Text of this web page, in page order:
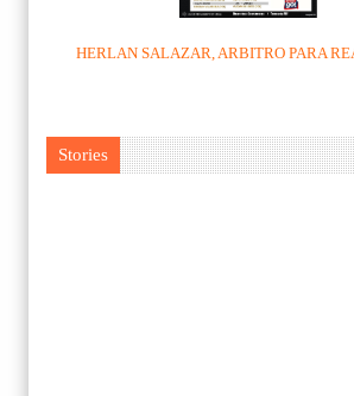
HERLAN SALAZAR, ARBITRO PARA
Stories